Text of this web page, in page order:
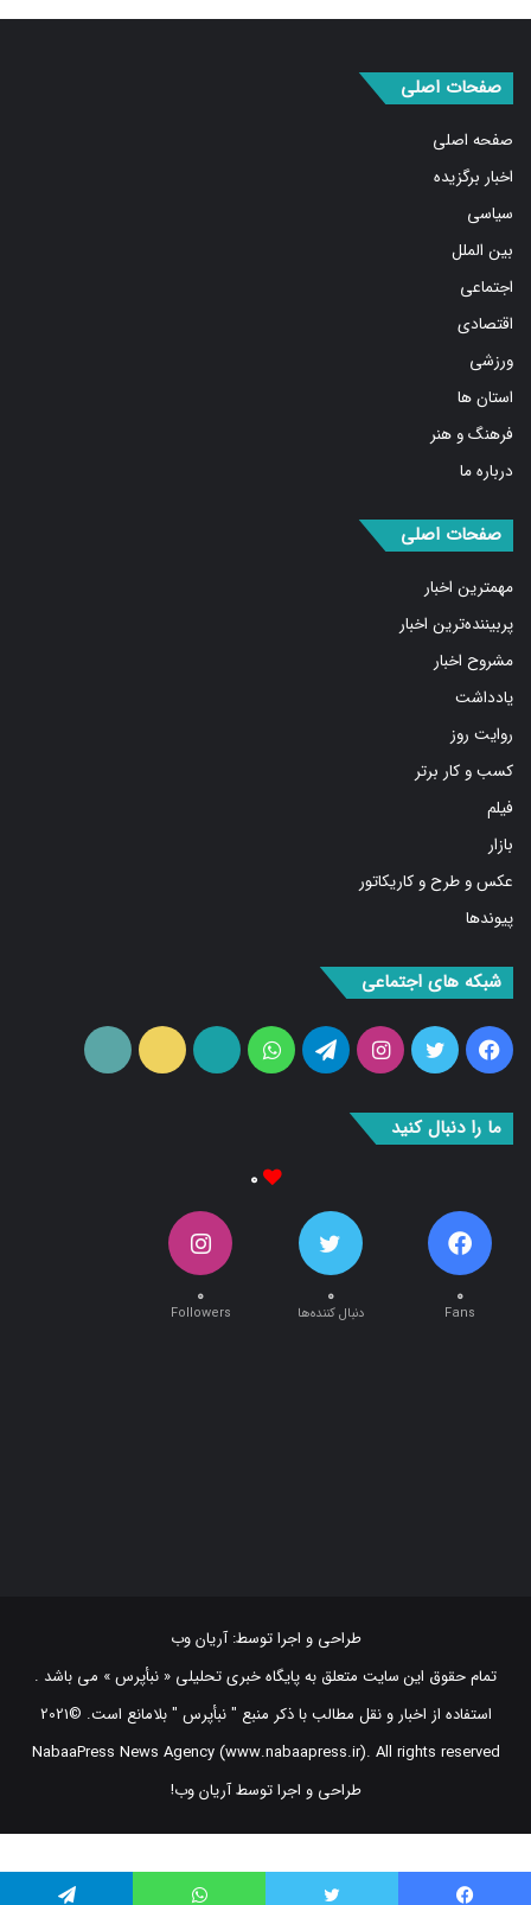
صفحه اصلی
اخبار برگزیده
سیاسی
بین الملل
اجتماعی
اقتصادی
ورزشی
استان ها
فرهنگ و هنر
درباره ما
مهمترین اخبار
پربیننده‌ترین اخبار
مشروح اخبار
یادداشت
روایت روز
کسب و کار برتر
فیلم
بازار
عکس و طرح و کاریکاتور
پیوندها
فیس
بوک
توییتراینستاگرامتلگرامواتس
آپ
آپارات ایتا
۰ ۰ ۰
تمام حقوق این سایت متعلق به پایگاه خبری تحلیلی « نبأپرس » می باشد .
استفاده از اخبار و نقل مطالب با ذکر منبع "‌ نبأپرس " بلامانع است. ©2021
NabaaPress News Agency (www.nabaapress.ir). All rights reserved
طراحی و اجرا توسط آریان وب!